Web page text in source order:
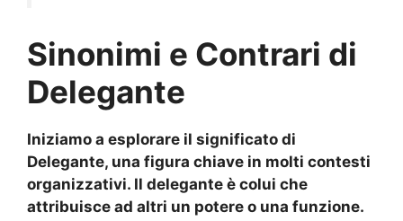
Sinonimi e Contrari di
Delegante
Iniziamo a esplorare il significato di
Delegante, una figura chiave in molti contesti
organizzativi. Il delegante è colui che
attribuisce ad altri un potere o una funzione.